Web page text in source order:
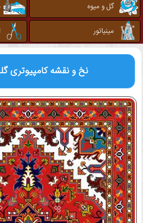
گل و میوه
مینیاتور
نخ و نقشه کامپیوتری